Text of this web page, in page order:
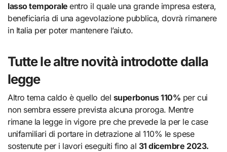
lasso temporaleentro il quale una grande impresa estera,
beneficiaria di una agevolazione pubblica, dovrà rimanere
in Italia per poter mantenere l’aiuto.
Tutte le altre novità introdotte dalla
legge
Altro tema caldo è quello del superbonus 110% per cui
non sembra essere prevista alcuna proroga. Mentre
rimane la legge in vigore pre che prevede la per le case
unifamiliari di portare in detrazione al 110% le spese
sostenute per i lavori eseguiti fino al 31 dicembre 2023.